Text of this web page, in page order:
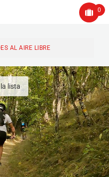
0
AL AIRE LIBRE
lista